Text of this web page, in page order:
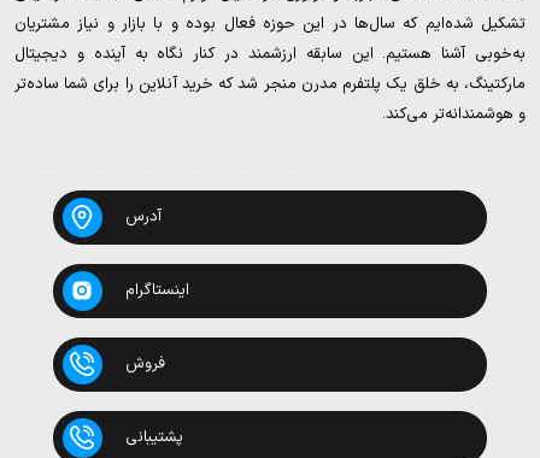
تشکیل شده‌ایم که سال‌ها در این حوزه فعال بوده و با بازار و نیاز مشتریان
به‌خوبی آشنا هستیم. این سابقه ارزشمند در کنار نگاه به آینده و دیجیتال
مارکتینگ، به خلق یک پلتفرم مدرن منجر شد که خرید آنلاین را برای شما ساده‌تر
و هوشمندانه‌تر می‌کند.
آدرس
اینستاگرام
فروش
پشتیبانی